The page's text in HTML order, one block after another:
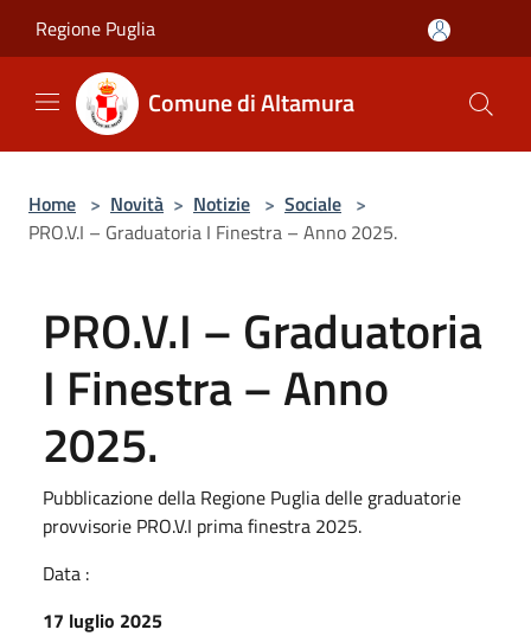
Regione Puglia
Comune di Altamura
Home > Novità > Notizie > Sociale >
PRO.V.I – Graduatoria I Finestra – Anno 2025.
PRO.V.I – Graduatoria
I Finestra – Anno
2025.
Pubblicazione della Regione Puglia delle graduatorie
provvisorie PRO.V.I prima finestra 2025.
Data :
17 luglio 2025